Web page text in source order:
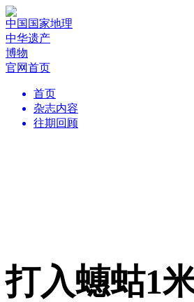
中国国家地理
中华遗产
博物
官网首页
首页
杂志内容
往期回顾
打入蟪蛄1